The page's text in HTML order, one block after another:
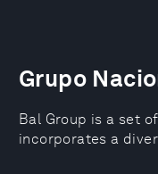
Grupo
Bal Group is a set
incorporates a